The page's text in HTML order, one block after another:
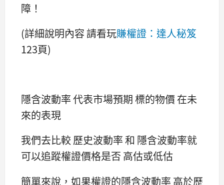
障！
(詳細說明內容 請看玩賺權證：達人秘笈
123頁)
隱含波動率 代表市場預期 標的物價 在未
來的表現
我們去比較 歷史波動率 和 隱含波動率就
可以追蹤權證價格是否 高估或低估
簡單來說，如果權證的隱含波動率 高於歷